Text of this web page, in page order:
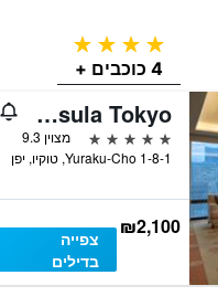
4 כוכבים
4 כוכבים +
The Peninsula Tokyo
5 כוכבים
מצוין 9.3
1-8-1 Yuraku-Cho, טוקיו, יפן
₪2,100
צפייה
בדילים